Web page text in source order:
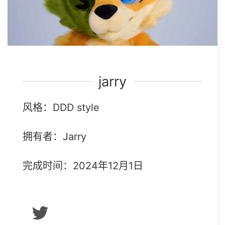
jarry
风格：DDD style
拥有者：Jarry
完成时间：2024年12月1日